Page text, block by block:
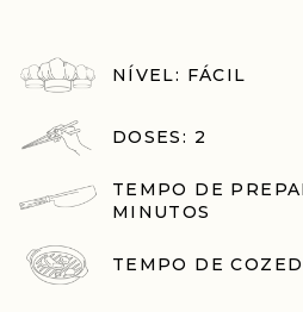
NÍVEL: FÁCIL
DOSES: 2
TEMPO DE
MINUTOS
TEMPO DE